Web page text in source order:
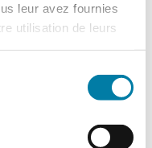
leur avez fournies
utilisation de leurs